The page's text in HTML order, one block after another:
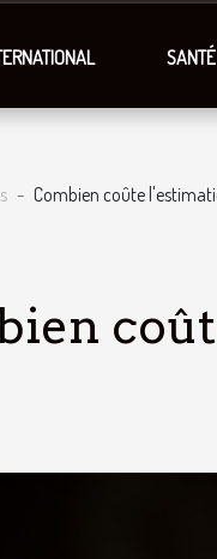
SANTÉ
Combien coûte